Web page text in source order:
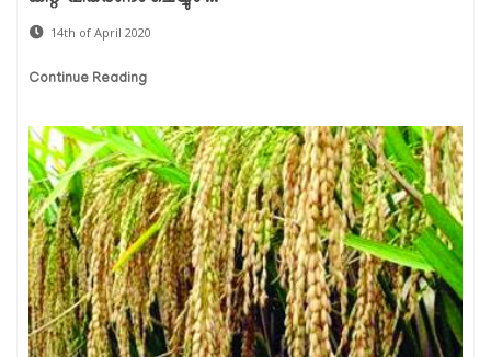
14th of April 2020
Continue Reading